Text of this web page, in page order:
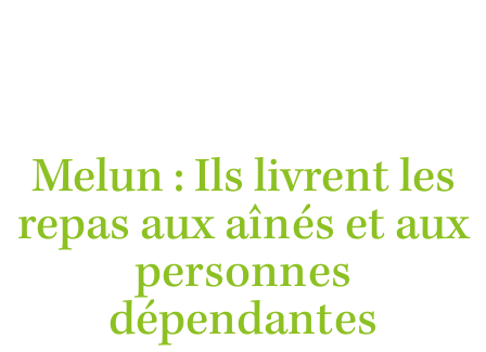
Melun : Ils livrent les
repas aux aînés et aux
personnes
dépendantes